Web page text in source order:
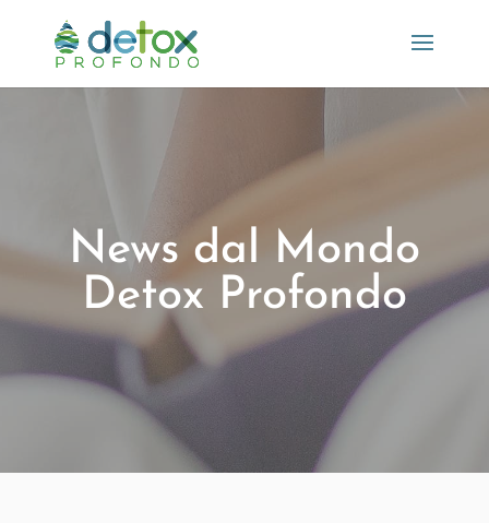
News dal Mondo
Detox Profondo